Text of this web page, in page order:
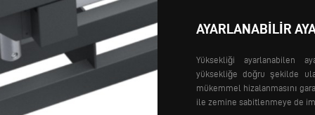
AYARLANABILIR
Yüksekliği ayarlanabilen
yüksekliğe doğru şekilde
mükemmel hizalanmasını
ile zemine sabitlenmeye de